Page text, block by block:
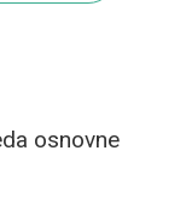
osnovne